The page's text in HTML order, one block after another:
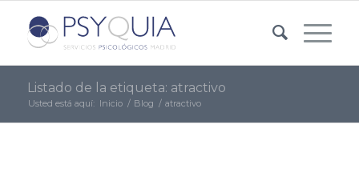
Listado de la etiqueta: atractivo
Usted está aquí: Inicio / Blog / atractivo